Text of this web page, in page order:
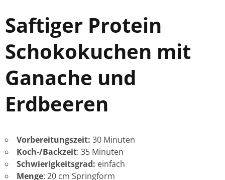
Saftiger Protein
Schokokuchen mit
Ganache und
Erdbeeren
Vorbereitungszeit: 30 Minuten
Koch-/Backzeit: 35 Minuten
Schwierigkeitsgrad: einfach
Menge: 20 cm Springform